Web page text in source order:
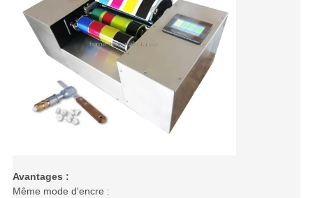
Avantages :
Même mode d'encre :